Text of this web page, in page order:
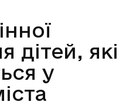
дітей, які
у